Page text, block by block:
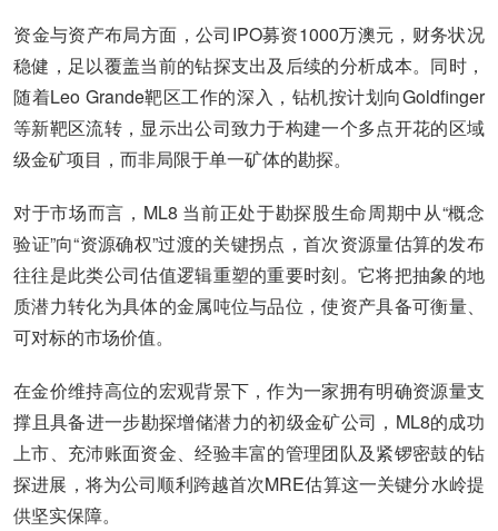
资金与资产布局方面，公司IPO募资1000万澳元，财务状况
稳健，足以覆盖当前的钻探支出及后续的分析成本。同时，
随着Leo Grande靶区工作的深入，钻机按计划向Goldfinger
等新靶区流转，显示出公司致力于构建一个多点开花的区域
级金矿项目，而非局限于单一矿体的勘探。
对于市场而言，ML8 当前正处于勘探股生命周期中从“概念
验证”向“资源确权”过渡的关键拐点，首次资源量估算的发布
往往是此类公司估值逻辑重塑的重要时刻。它将把抽象的地
质潜力转化为具体的金属吨位与品位，使资产具备可衡量、
可对标的市场价值。
在金价维持高位的宏观背景下，作为一家拥有明确资源量支
撑且具备进一步勘探增储潜力的初级金矿公司，ML8的成功
上市、充沛账面资金、经验丰富的管理团队及紧锣密鼓的钻
探进展，将为公司顺利跨越首次MRE估算这一关键分水岭提
供坚实保障。